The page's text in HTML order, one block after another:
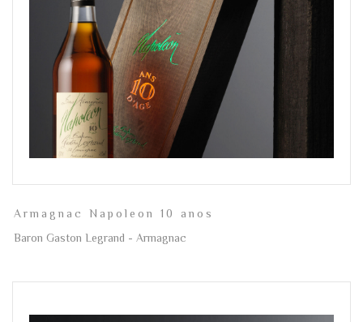
Armagnac Napoleon 10 anos
Baron Gaston Legrand - Armagnac